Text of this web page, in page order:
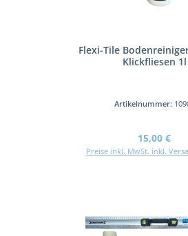
Flexi-Tile
Klickfliesen 1l
Artikelnummer:
Regulärer
15,00 €
Preise inkl. MwSt. inkl.